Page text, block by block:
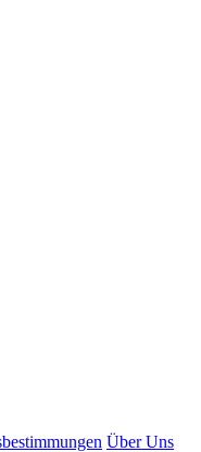
Über Uns